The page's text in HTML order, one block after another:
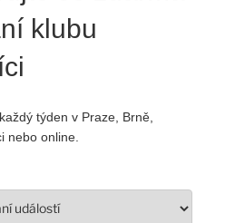
klubu
týden v Praze, Brně,
nebo online.